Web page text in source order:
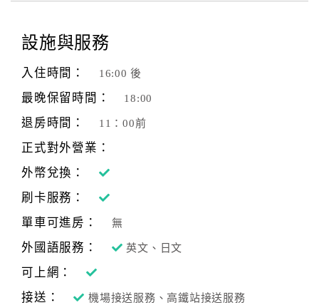
計
劃
商
品
傳
設施與服務
入住時間： 16:00 後
最晚保留時間： 18:00
退房時間： 11：00前
正式對外營業：
外幣兌換：
刷卡服務：
單車可進房：
無
外國語服務： 英文、日文
可上網：
接送：
機場接送服務、高鐵站接送服務